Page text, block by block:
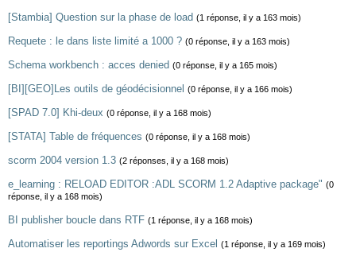
[Stambia] Question sur la phase de load (1 réponse, il y a 163 mois)
Requete : le dans liste limité a 1000 ? (0 réponse, il y a 163 mois)
Schema workbench : acces denied (0 réponse, il y a 165 mois)
[BI][GEO]Les outils de géodécisionnel (0 réponse, il y a 166 mois)
[SPAD 7.0] Khi-deux (0 réponse, il y a 168 mois)
[STATA] Table de fréquences (0 réponse, il y a 168 mois)
scorm 2004 version 1.3 (2 réponses, il y a 168 mois)
e_learning : RELOAD EDITOR :ADL SCORM 1.2 Adaptive package" (0
réponse, il y a 168 mois)
BI publisher boucle dans RTF (1 réponse, il y a 168 mois)
Automatiser les reportings Adwords sur Excel (1 réponse, il y a 169 mois)